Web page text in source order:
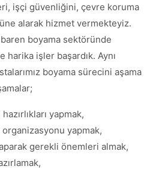
işçi güvenliğini, çevre koruma
alarak hizmet vermekteyiz.
boyama sektöründe
harika işler başardık. Aynı
boyama sürecini aşama
yapmak,
yapmak,
gerekli önemleri almak,